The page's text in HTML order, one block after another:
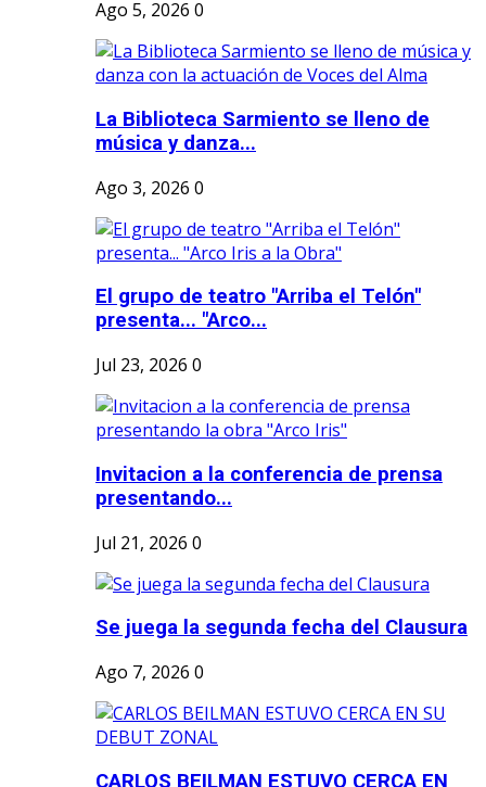
Ago 5, 2026 0
La Biblioteca Sarmiento se lleno de
música y danza...
Ago 3, 2026 0
El grupo de teatro "Arriba el Telón"
presenta... "Arco...
Jul 23, 2026 0
Invitacion a la conferencia de prensa
presentando...
Jul 21, 2026 0
Se juega la segunda fecha del Clausura
Ago 7, 2026 0
CARLOS BEILMAN ESTUVO CERCA EN